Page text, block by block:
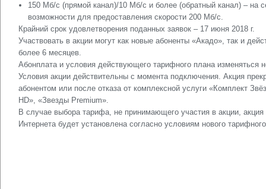
150 Мб/с (прямой канал)/10 Мб/с и более (обратный канал) – на
возможности для предоставления скорости 200 Мб/с.
Крайний срок удовлетворения поданных заявок – 17 июня 2018 г.
Участвовать в акции могут как новые абоненты «Акадо», так и
более 6 месяцев.
Абонплата и условия действующего тарифного плана изменяться
Условия акции действительны с момента подключения. Акция
абонентом или после отказа от комплексной услуги «Комплект
HD», «Звезды Premium».
В случае выбора тарифа, не принимающего участия в акции, акция
Интернета будет установлена согласно условиям нового